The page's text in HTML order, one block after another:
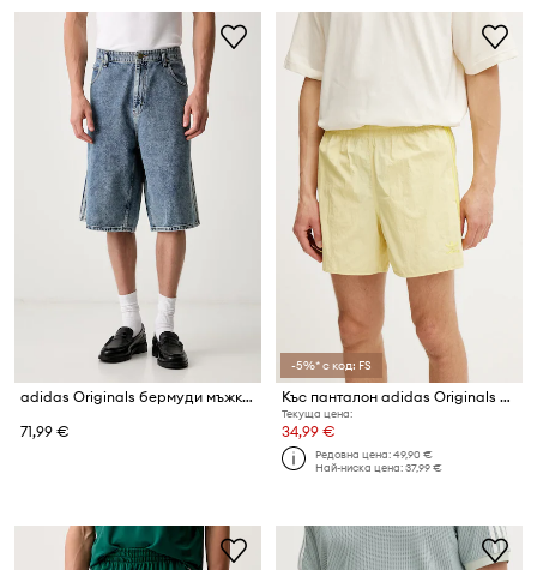
adidas Originals бермуди мъжки от деним Firebird
71,99 €
-5%* с код: FS
Къс панталон adidas Originals Sprinter shorts
Текуща цена:
34,99 €
Редовна цена:49,90 €
Най-ниска цена:37,99 €